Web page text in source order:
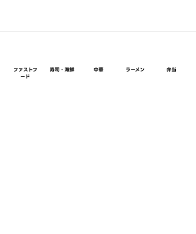
ファストフ
ード
寿司・海鮮 中華 ラーメン 弁当